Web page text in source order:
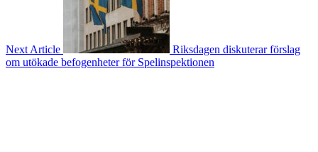
Next Article
Riksdagen diskuterar förslag
om utökade befogenheter för Spelinspektionen